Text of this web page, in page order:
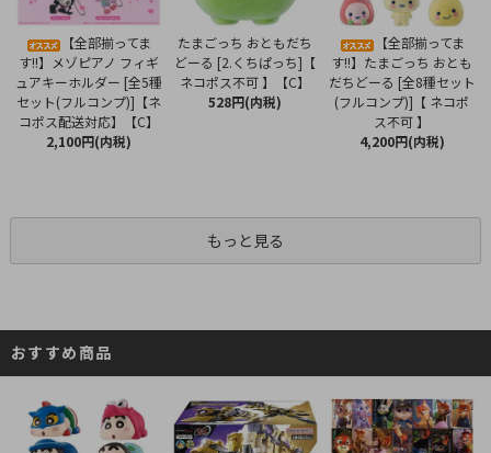
【全部揃ってま
す!!】メゾピアノ フィギ
ュアキーホルダー [全5種
セット(フルコンプ)]【ネ
コポス配送対応】【C】
2,100円(内税)
たまごっち おともだち
どーる [2.くちぱっち]【
ネコポス不可 】【C】
528円(内税)
【全部揃ってま
す!!】たまごっち おとも
だちどーる [全8種セット
(フルコンプ)]【 ネコポ
ス不可 】
4,200円(内税)
もっと見る
おすすめ商品